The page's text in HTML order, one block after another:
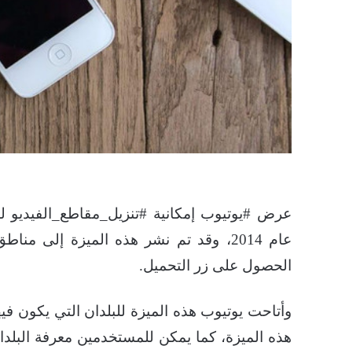
عرض #يوتيوب إمكانية
الحصول على زر التحميل.
وأتاحت يوتيوب هذه الميزة للبلدان التي يكون
هذه الميزة، كما يمكن للمستخدمين معرفة